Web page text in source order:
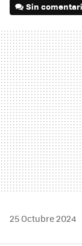
Sin
25 Octubre 2024